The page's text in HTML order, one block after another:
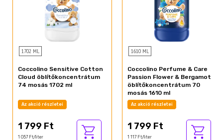
1702 ML
Coccolino Sensitive Cotton
Cloud öblítőkoncentrátum
74 mosás 1702 ml
Az akció részletei
1 799 Ft
1 057 Ft/liter
1610 ML
Coccolino Perfume & Care
Passion Flower & Bergamot
öblítőkoncentrátum 70
mosás 1610 ml
Az akció részletei
1 799 Ft
1 117 Ft/liter